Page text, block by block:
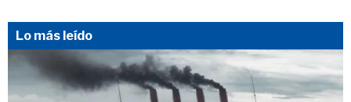
Lo más leído